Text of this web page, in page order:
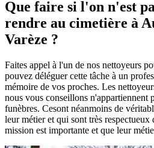
Que faire si l'on n'est
rendre au cimetière à
Varèze ?
Faites appel à l'un de nos nettoyeurs
pouvez déléguer cette tâche à un
mémoire de vos proches. Les
nous vous conseillons n'appartiennent
funèbres. Cesont néanmoins de
leur métier et qui sont très
mission est importante et que leur